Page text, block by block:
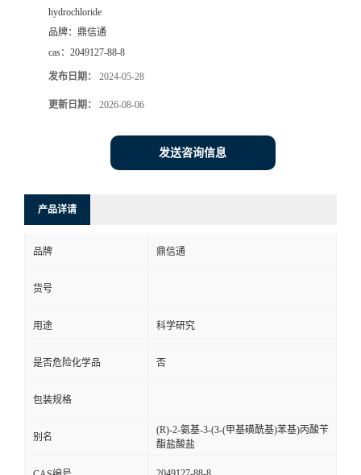
hydrochloride
品牌： 鼎信通
cas： 2049127-88-8
发布日期： 2024-05-28
更新日期： 2026-08-06
发送咨询信息
产品详请
品牌 鼎信通
货号
用途 科学研究
是否危险化学品 否
包装规格
别名
(R)-2-氨基-3-(3-(甲基磺酰基)苯基)丙酸苄
酯盐酸盐